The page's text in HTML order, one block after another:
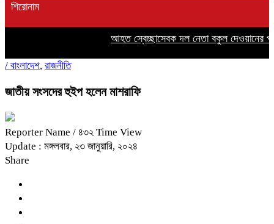
শিরোনাম
আহত স্বেচ্ছাসেবক দল নেতা বকুল দেওয়ানের
/ বাংলাদেশ, রাজনীতি
জাতীয় সংসদের হুইপ হলেন মাশরাফি
Reporter Name / ৪৩২ Time View
Update : মঙ্গলবার, ২৩ জানুয়ারি, ২০২৪
Share